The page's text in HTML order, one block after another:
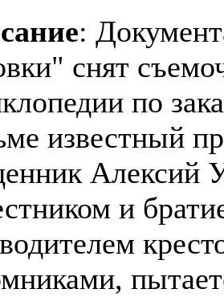
:
снят
по
известный
Алексий
и